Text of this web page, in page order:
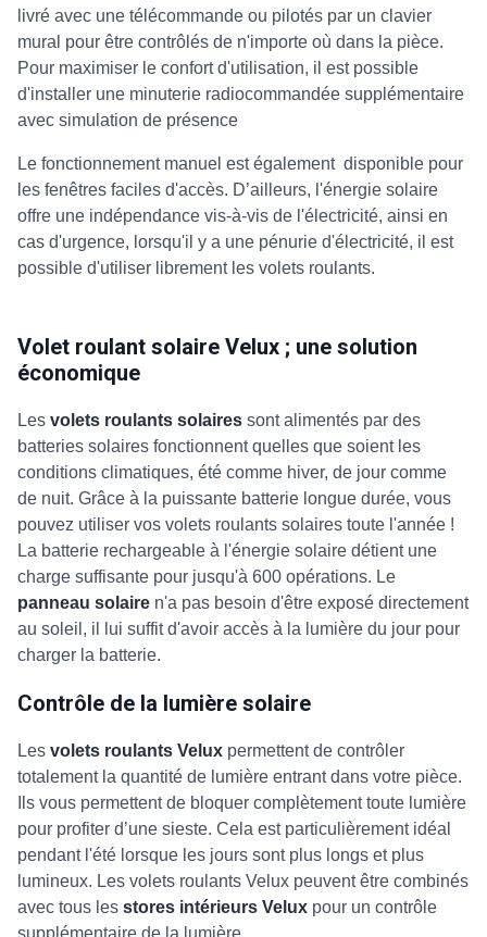
livré avec une télécommande ou pilotés par un clavier
mural pour être contrôlés de n'importe où dans la pièce.
Pour maximiser le confort d'utilisation, il est possible
d'installer une minuterie radiocommandée supplémentaire
avec simulation de présence
Le fonctionnement manuel est également disponible pour
les fenêtres faciles d'accès. D’ailleurs, l'énergie solaire
offre une indépendance vis-à-vis de l'électricité, ainsi en
cas d'urgence, lorsqu'il y a une pénurie d'électricité, il est
possible d'utiliser librement les volets roulants.
Volet roulant solaire Velux ; une solution
économique
Les volets roulants solaires sont alimentés par des
batteries solaires fonctionnent quelles que soient les
conditions climatiques, été comme hiver, de jour comme
de nuit. Grâce à la puissante batterie longue durée, vous
pouvez utiliser vos volets roulants solaires toute l'année !
La batterie rechargeable à l'énergie solaire détient une
charge suffisante pour jusqu'à 600 opérations. Le
panneau solaire n'a pas besoin d'être exposé directement
au soleil, il lui suffit d'avoir accès à la lumière du jour pour
charger la batterie.
Contrôle de la lumière solaire
Les volets roulants Velux permettent de contrôler
totalement la quantité de lumière entrant dans votre pièce.
Ils vous permettent de bloquer complètement toute lumière
pour profiter d’une sieste. Cela est particulièrement idéal
pendant l'été lorsque les jours sont plus longs et plus
lumineux. Les volets roulants Velux peuvent être combinés
avec tous les stores intérieurs Velux pour un contrôle
supplémentaire de la lumière.